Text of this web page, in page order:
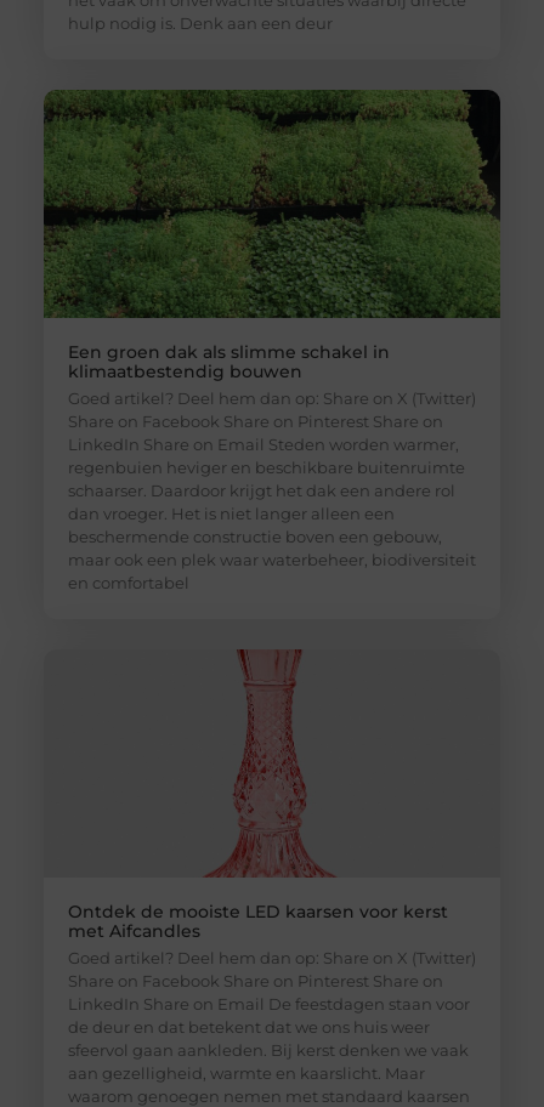
hulp nodig is. Denk aan een deur
Een groen dak als slimme schakel in
klimaatbestendig bouwen
Goed artikel? Deel hem dan op: Share on X (Twitter)
Share on Facebook Share on Pinterest Share on
LinkedIn Share on Email Steden worden warmer,
regenbuien heviger en beschikbare buitenruimte
schaarser. Daardoor krijgt het dak een andere rol
dan vroeger. Het is niet langer alleen een
beschermende constructie boven een gebouw,
maar ook een plek waar waterbeheer, biodiversiteit
en comfortabel
Ontdek de mooiste LED kaarsen voor kerst
met Aifcandles
Goed artikel? Deel hem dan op: Share on X (Twitter)
Share on Facebook Share on Pinterest Share on
LinkedIn Share on Email De feestdagen staan voor
de deur en dat betekent dat we ons huis weer
sfeervol gaan aankleden. Bij kerst denken we vaak
aan gezelligheid, warmte en kaarslicht. Maar
waarom genoegen nemen met standaard kaarsen